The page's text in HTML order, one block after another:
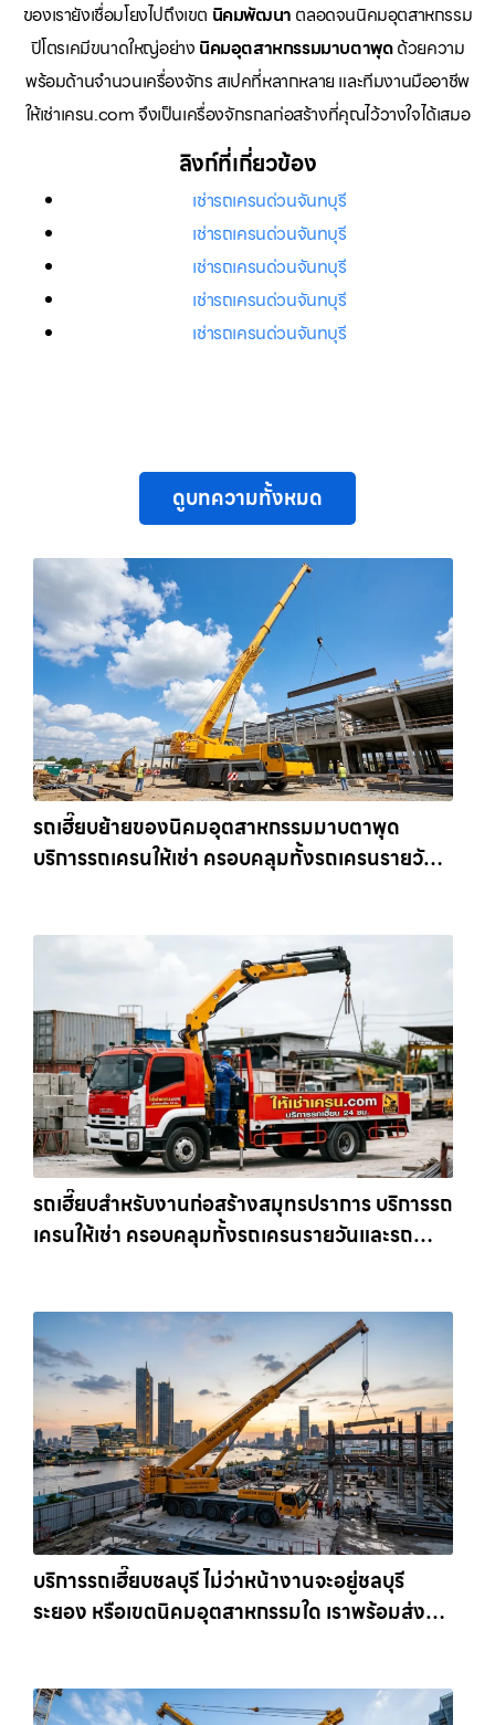
ของเรายังเชื่อมโยงไปถึงเขต นิคมพัฒนา ตลอดจนนิคมอุตสาหกรรม
ปิโตรเคมีขนาดใหญ่อย่าง นิคมอุตสาหกรรมมาบตาพุดด้วยความ
พร้อมด้านจำนวนเครื่องจักร สเปคที่หลากหลาย และทีมงานมืออาชีพ
ให้เช่าเครน.com จึงเป็นเครื่องจักรกลก่อสร้างที่คุณไว้วางใจได้เสมอ
ลิงก์ที่เกี่ยวข้อง
เช่ารถเครนด่วนจันทบุรี
เช่ารถเครนด่วนจันทบุรี
เช่ารถเครนด่วนจันทบุรี
เช่ารถเครนด่วนจันทบุรี
เช่ารถเครนด่วนจันทบุรี
ดูบทความทั้งหมด
รถเฮี๊ยบย้ายของนิคมอุตสาหกรรมมาบตาพุด
บริการรถเครนให้เช่า ครอบคลุมทั้งรถเครนรายวัน
รถเฮี๊ยบสำหรับงานก่อสร้างสมุทรปราการ บริการรถ
เครนให้เช่า ครอบคลุมทั้งรถเครนรายวันและรถ
บริการรถเฮี๊ยบชลบุรี ไม่ว่าหน้างานจะอยู่ชลบุรี
ระยอง หรือเขตนิคมอุตสาหกรรมใด เราพร้อมส่งรถ